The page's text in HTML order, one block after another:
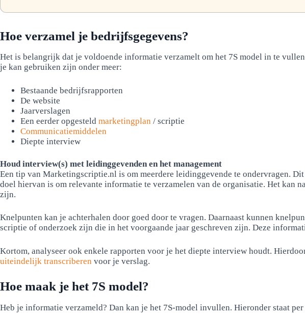
Hoe verzamel je bedrijfsgegevens?
Het is belangrijk dat je voldoende informatie verzamelt om het 7S model in te
je kan gebruiken zijn onder meer:
Bestaande bedrijfsrapporten
De website
Jaarverslagen
Een eerder opgesteld marketingplan / scriptie
Communicatiemiddelen
Diepte interview
Houd interview(s) met leidinggevenden en het management
Een tip van Marketingscriptie.nl is om meerdere leidinggevende te ondervragen.
doel hiervan is om relevante informatie te verzamelen van de organisatie. Het
zijn.
Knelpunten kan je achterhalen door goed door te vragen. Daarnaast kunnen
scriptie of onderzoek zijn die in het voorgaande jaar geschreven zijn. Deze
Kortom, analyseer ook enkele rapporten voor je het diepte interview houdt.
uiteindelijk transcriberen voor je verslag.
Hoe maak je het 7S model?
Heb je informatie verzameld? Dan kan je het 7S-model invullen. Hieronder staat